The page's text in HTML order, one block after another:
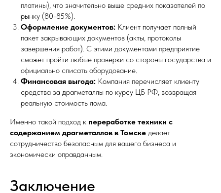
платины), что значительно выше средних показателей по
рынку (80-85%).
Оформление документов: Клиент получает полный
пакет закрывающих документов (акты, протоколы
завершения работ). С этими документами предприятие
сможет пройти любые проверки со стороны государства и
официально списать оборудование.
Финансовая выгода: Компания перечисляет клиенту
средства за драгметаллы по курсу ЦБ РФ, возвращая
реальную стоимость лома.
Именно такой подход к переработке техники с
содержанием драгметаллов в Томске делает
сотрудничество безопасным для вашего бизнеса и
экономически оправданным.
Заключение